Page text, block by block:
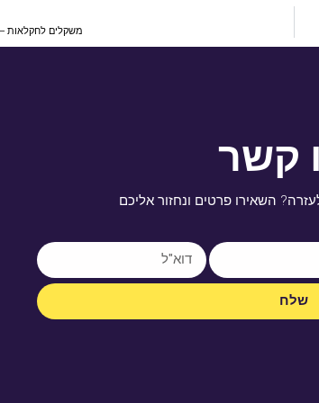
משקלים לחקלאות
קשר
השאירו פרטים ונחזור אליכם
שלח